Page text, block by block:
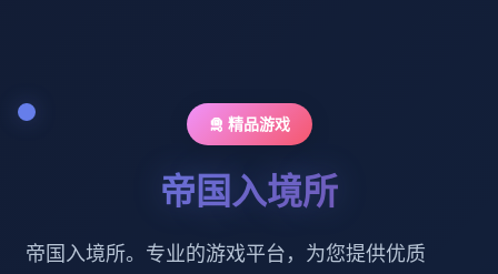
🛅 精品游戏
帝国入境所
帝国入境所。专业的游戏平台，为您提供优质